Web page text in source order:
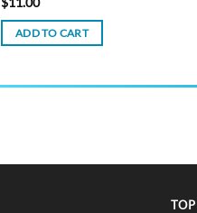
ADD TO CART